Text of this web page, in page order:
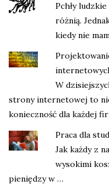
Pchły
różnią.
kiedy nie
W
strony internetowej to
konieczność dla każdej
Praca dla
Jak każdy z
wysokimi
pieniędzy w …